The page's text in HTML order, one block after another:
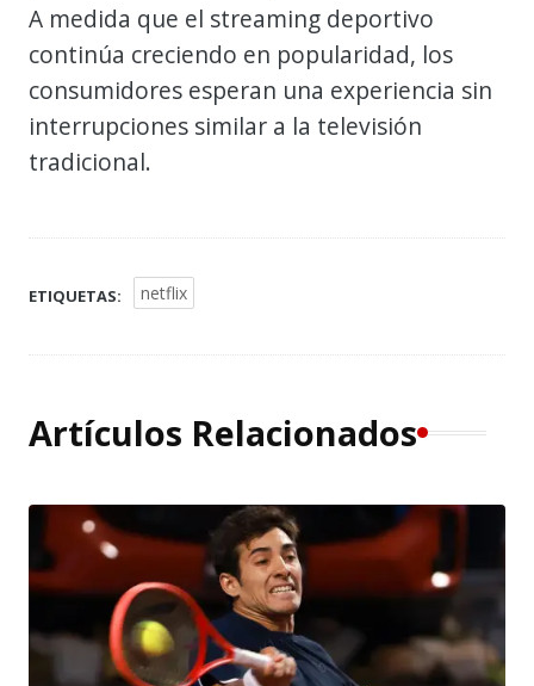
A medida que el streaming deportivo
continúa creciendo en popularidad, los
consumidores esperan una experiencia sin
interrupciones similar a la televisión
tradicional.
ETIQUETAS: netflix
Artículos Relacionados